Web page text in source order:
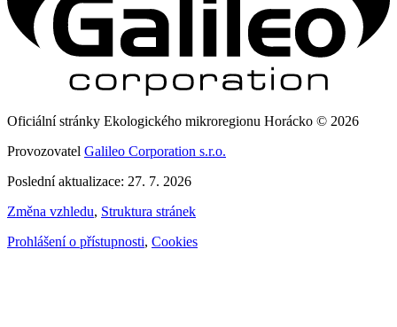
Oficiální stránky Ekologického mikroregionu Horácko © 2026
Provozovatel Galileo Corporation s.r.o.
Poslední aktualizace: 27. 7. 2026
Změna vzhledu, Struktura stránek
Prohlášení o přístupnosti, Cookies